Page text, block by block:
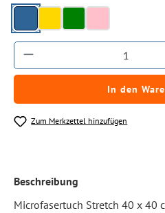
Produkt Anzahl: Gib
In den
Zum Merkzettel hinzufügen
Beschreibung
Microfasertuch Stretch 40 x 40